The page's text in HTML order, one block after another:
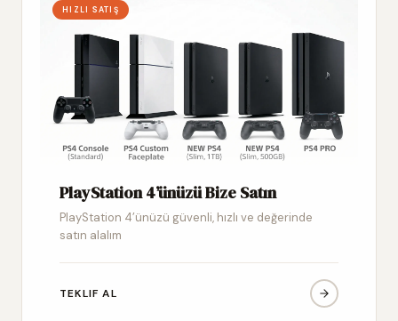
HIZLI SATIŞ
PlayStation 4’ünüzü Bize Satın
PlayStation 4’ünüzü güvenli, hızlı ve değerinde
satın alalım
TEKLIF AL